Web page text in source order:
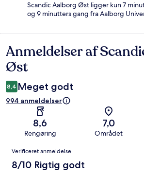
Scandic Aalborg Øst ligger kun 7
og 9 minutters gang fra Aalborg
Anmeldelser
Anmeldelser af
Øst
8,4 Meget godt
994 anmeldelser
8,6
Rengøring
7,0
Området
Anmeldelser
Verificeret anmeldelse
8/10 Rigtig godt